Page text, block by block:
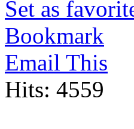
Set as
Bookmark
Email This
Hits: 4559